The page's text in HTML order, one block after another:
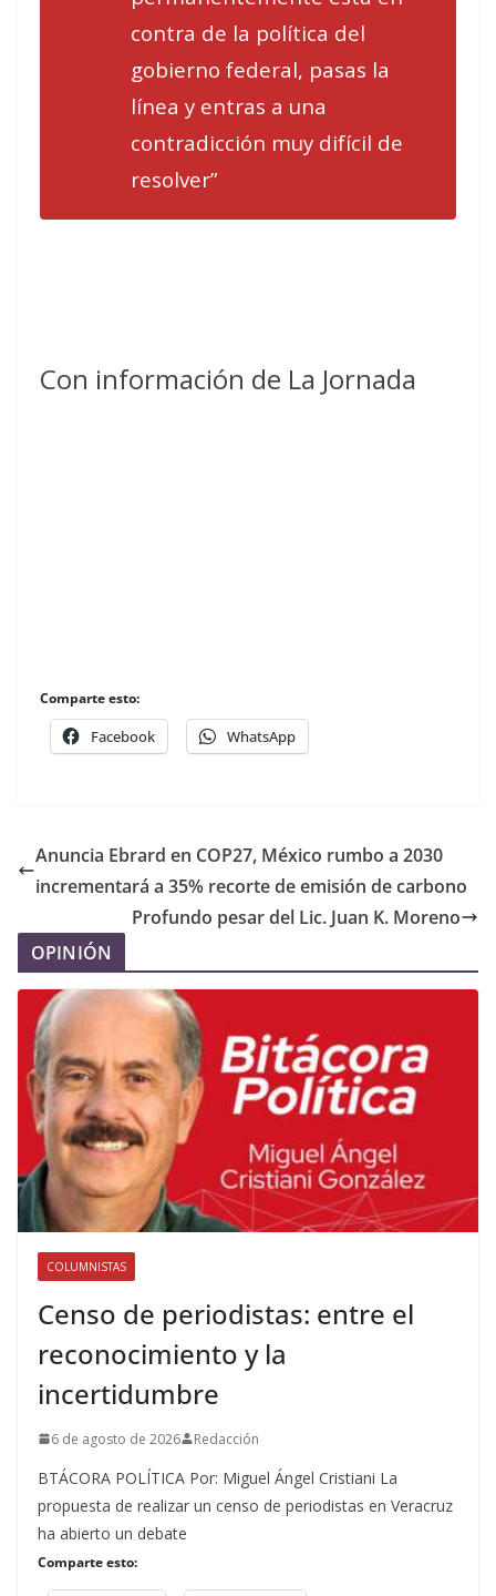
contra de la política del
gobierno federal, pasas la
línea y entras a una
contradicción muy difícil de
resolver”
Con información de La Jornada
Comparte esto:
Facebook WhatsApp
Anuncia Ebrard en COP27, México rumbo a 2030
incrementará a 35% recorte de emisión de carbono
Profundo pesar del Lic. Juan K. Moreno
OPINIÓN
COLUMNISTAS
Censo de periodistas: entre el
reconocimiento y la
incertidumbre
6 de agosto de 2026 Redacción
BTÁCORA POLÍTICA Por: Miguel Ángel Cristiani La
propuesta de realizar un censo de periodistas en Veracruz
ha abierto un debate
Comparte esto: